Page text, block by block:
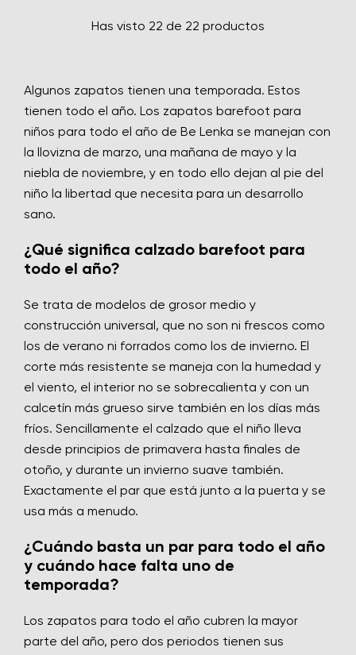
Has visto 22 de 22 productos
Algunos zapatos tienen una temporada. Estos
tienen todo el año. Los zapatos barefoot para
niños para todo el año de Be Lenka se manejan con
la llovizna de marzo, una mañana de mayo y la
niebla de noviembre, y en todo ello dejan al pie del
niño la libertad que necesita para un desarrollo
sano.
¿Qué significa calzado barefoot para
todo el año?
Se trata de modelos de grosor medio y
construcción universal, que no son ni frescos como
los de verano ni forrados como los de invierno. El
corte más resistente se maneja con la humedad y
el viento, el interior no se sobrecalienta y con un
calcetín más grueso sirve también en los días más
fríos. Sencillamente el calzado que el niño lleva
desde principios de primavera hasta finales de
otoño, y durante un invierno suave también.
Exactamente el par que está junto a la puerta y se
usa más a menudo.
¿Cuándo basta un par para todo el año
y cuándo hace falta uno de
temporada?
Los zapatos para todo el año cubren la mayor
parte del año, pero dos periodos tienen sus